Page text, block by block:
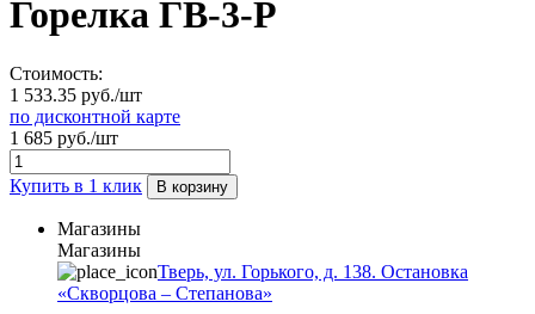
Горелка ГВ-3-Р
Стоимость:
1 533.35 руб./шт
по дисконтной карте
1 685 руб./шт
Купить в 1 клик В корзину
Магазины
Магазины
Тверь, ул. Горького, д. 138. Остановка
«Скворцова – Степанова»